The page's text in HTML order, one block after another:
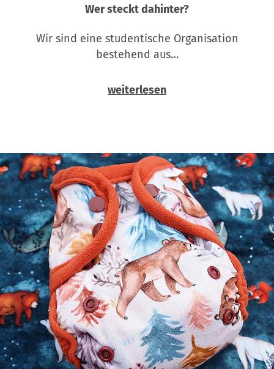
Wer steckt dahinter?
Wir sind eine studentische Organisation
bestehend aus…
weiterlesen